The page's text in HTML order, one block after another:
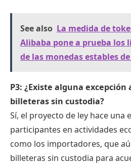
See also La medida de
Alibaba pone a prueba los
de las monedas estables
P3: ¿Existe alguna
billeteras sin custodia?
Sí, el proyecto de ley hace una
participantes en actividades
como los importadores, que
billeteras sin custodia para